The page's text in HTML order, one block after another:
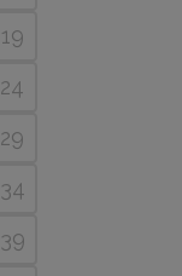
19
24
29
34
39